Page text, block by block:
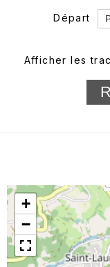
Départ
Département
Longueur
Trier par
Afficher les
+
−